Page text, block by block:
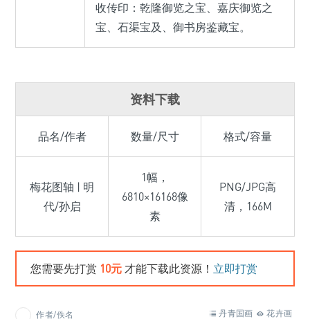
收传印：乾隆御览之宝、嘉庆御览之
宝、石渠宝及、御书房鉴藏宝。
资料下载
品名/作者 数量/尺寸 格式/容量
梅花图轴 | 明
代/孙启
1幅，
6810×16168像
素
PNG/JPG高
清，166M
您需要先打赏 10元 才能下载此资源！ 立即打赏
作者/佚名 花卉画
丹青国画